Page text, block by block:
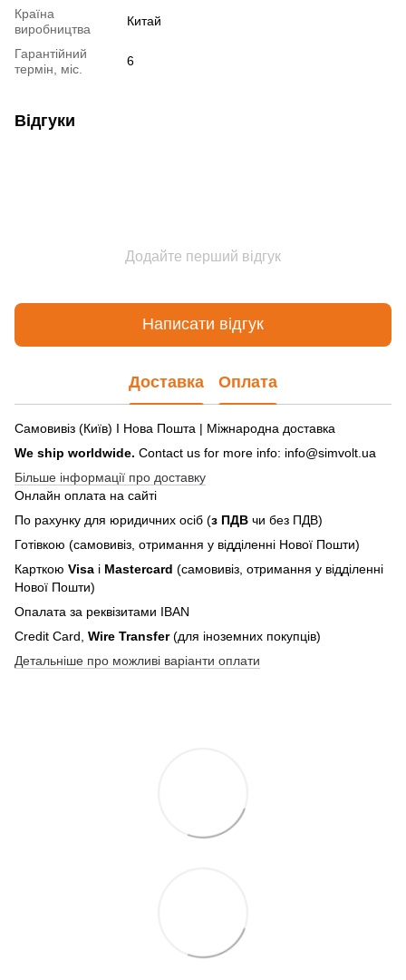
Країна
виробництва
Китай
Гарантійний
термін, міс.
6
Відгуки
Додайте перший відгук
Написати відгук
Доставка Оплата
Самовивіз (Київ) І Нова Пошта | Міжнародна доставка
We ship worldwide. Contact us for more info: info@simvolt.ua
Більше інформації про доставку
Онлайн оплата на сайті
По рахунку для юридичних осіб (з ПДВ чи без ПДВ)
Готівкою (самовивіз, отримання у відділенні Нової Пошти)
Карткою Visa і Mastercard (самовивіз, отримання у відділенні
Нової Пошти)
Опалата за реквізитами IBAN
Credit Card, Wire Transfer(для іноземних покупців)
Детальніше про можливі варіанти оплати